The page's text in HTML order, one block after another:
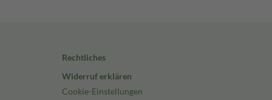
Rechtliches
Widerruf erklären
Cookie-Einstellungen